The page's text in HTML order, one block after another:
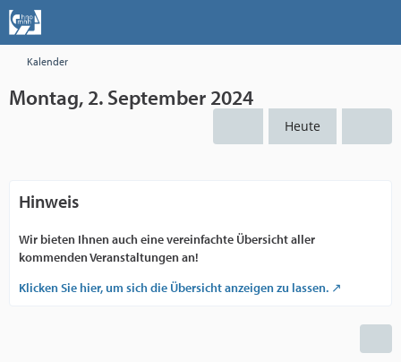
Kalender
Montag, 2. September 2024
Heute
Hinweis
Wir bieten Ihnen auch eine vereinfachte Übersicht aller
kommenden Veranstaltungen an!
Klicken Sie hier, um sich die Übersicht anzeigen zu lassen.